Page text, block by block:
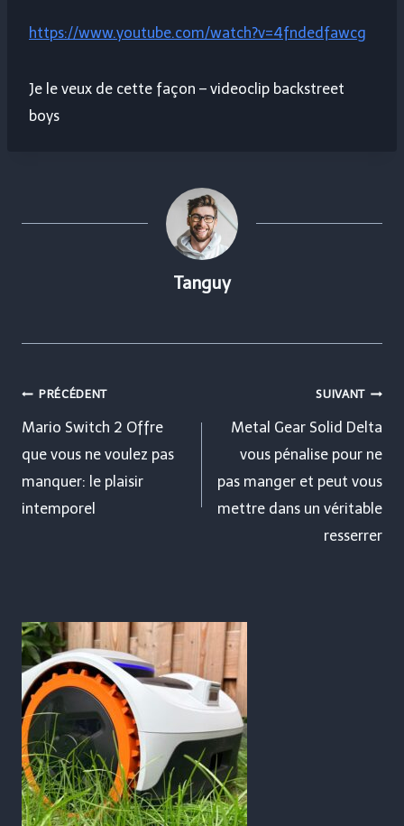
https://www.youtube.com/watch?v=4fndedfawcg
Je le veux de cette façon – videoclip backstreet
boys
Tanguy
Navigation
de
l’article
PRÉCÉDENT
Mario Switch 2 Offre
que vous ne voulez pas
manquer: le plaisir
intemporel
SUIVANT
Metal Gear Solid Delta
vous pénalise pour ne
pas manger et peut vous
mettre dans un véritable
resserrer